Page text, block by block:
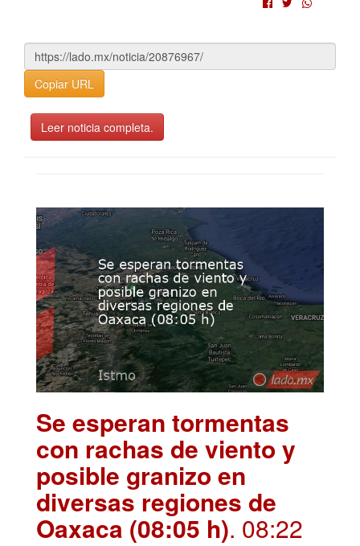
Copiar URL
Leer noticia completa.
Se esperan tormentas
con rachas de viento y
posible granizo en
diversas regiones de
Oaxaca (08:05 h). 08:22